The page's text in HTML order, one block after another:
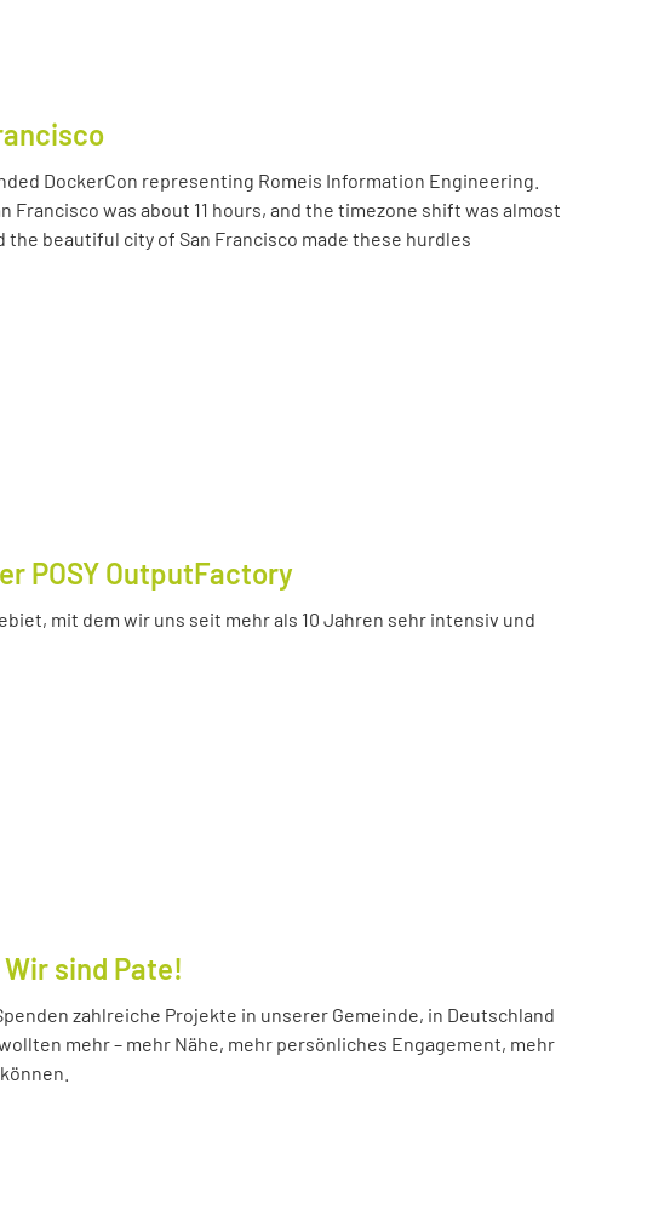
DockerCon representing Romeis Information Engineering.
was about 11 hours, and the timezone shift was almost
beautiful city of San Francisco made these hurdles
POSY OutputFactory
mit dem wir uns seit mehr als 10 Jahren sehr intensiv und
sind Pate!
zahlreiche Projekte in unserer Gemeinde, in Deutschland
mehr – mehr Nähe, mehr persönliches Engagement, mehr